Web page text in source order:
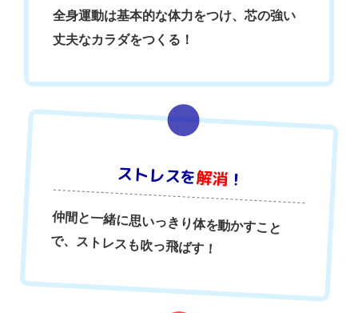
全身運動は基本的な体力をつけ、芯の強い
丈夫なカラダをつくる！
ストレスを解消 ！
仲間と一緒に思いっきり体を動かすこと
で、ストレスも吹っ飛ばす！